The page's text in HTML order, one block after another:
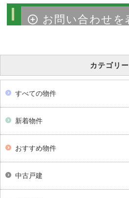
物件のお問い合わせ
カテゴリー
すべての物件
新着物件
おすすめ物件
中古戸建